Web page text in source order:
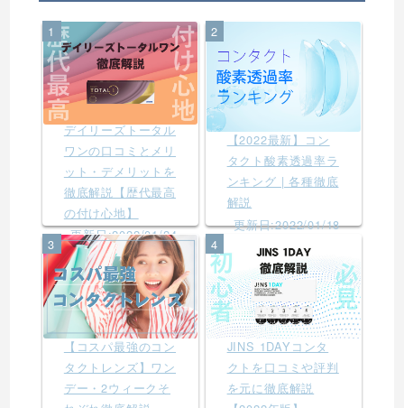
1
デイリーズトータル
ワンの口コミとメリ
ット・デメリットを
徹底解説【歴代最高
の付け心地】
更新日:2022/01/24
2
【2022最新】コン
タクト酸素透過率ラ
ンキング | 各種徹底
解説
更新日:2022/01/18
3
【コスパ最強のコン
タクトレンズ】ワン
デー・2ウィークそ
4
JINS 1DAYコンタ
クトを口コミや評判
を元に徹底解説